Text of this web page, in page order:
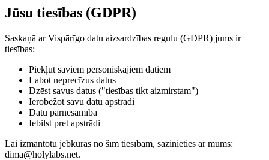
Jūsu tiesības (GDPR)
Saskaņā ar Vispārīgo datu aizsardzības regulu (GDPR) jums ir
tiesības:
Piekļūt saviem personiskajiem datiem
Labot neprecīzus datus
Dzēst savus datus ("tiesības tikt aizmirstam")
Ierobežot savu datu apstrādi
Datu pārnesamība
Iebilst pret apstrādi
Lai izmantotu jebkuras no šīm tiesībām, sazinieties ar mums:
dima@holylabs.net.